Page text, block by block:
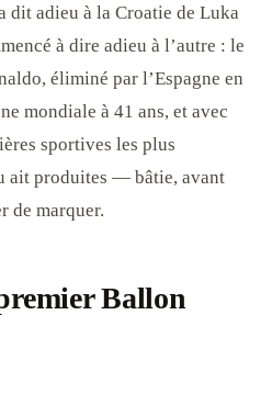
dit adieu à la Croatie de Luka
à dire adieu à l’autre : le
éliminé par l’Espagne en
mondiale à 41 ans, et avec
sportives les plus
ait produites — bâtie, avant
de marquer.
Ballon